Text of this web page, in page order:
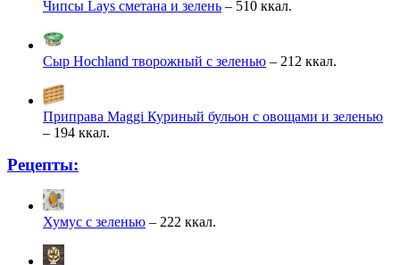
Чипсы Lays сметана и зелень – 510 ккал.
Сыр Hochland творожный с зеленью – 212 ккал.
Приправа Maggi Куриный бульон с овощами и зеленью
– 194 ккал.
Рецепты:
Хумус с зеленью – 222 ккал.